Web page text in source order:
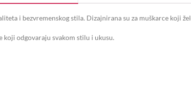
i bezvremenskog stila. Dizajnirana su za muškarce koji
odgovaraju svakom stilu i ukusu.